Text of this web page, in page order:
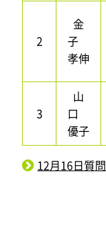
2
金
子
孝伸
3
山
口
優子
12月16日質